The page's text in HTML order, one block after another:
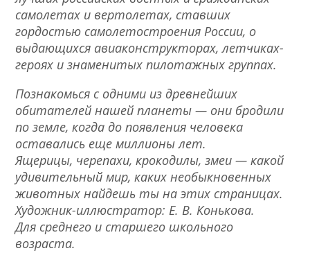
самолетах и вертолетах, ставших
гордостью самолетостроения России, о
выдающихся авиаконструкторах, летчиках-
героях и знаменитых пилотажных группах.
Познакомься с одними из древнейших
обитателей нашей планеты — они бродили
по земле, когда до появления человека
оставались еще миллионы лет.
Ящерицы, черепахи, крокодилы, змеи — какой
удивительный мир, каких необыкновенных
животных найдешь ты на этих страницах.
Художник-иллюстратор: Е. В. Конькова.
Для среднего и старшего школьного
возраста.